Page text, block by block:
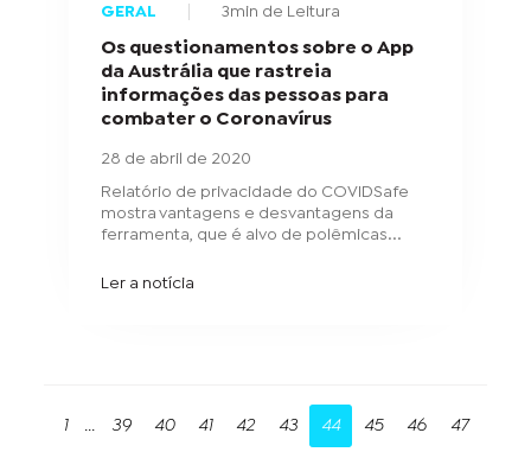
GERAL 3min de Leitura
Os questionamentos sobre o App
da Austrália que rastreia
informações das pessoas para
combater o Coronavírus
28 de abril de 2020
Relatório de privacidade do COVIDSafe
mostra vantagens e desvantagens da
ferramenta, que é alvo de polêmicas...
Ler a notícia
1 39 40 41 42 43 44 45 46 47